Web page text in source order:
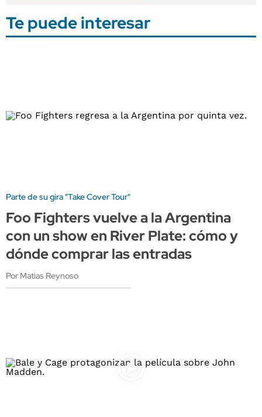
Te puede interesar
Parte de su gira "Take Cover Tour"
Foo Fighters vuelve a la Argentina
con un show en River Plate: cómo y
dónde comprar las entradas
Por Matias Reynoso